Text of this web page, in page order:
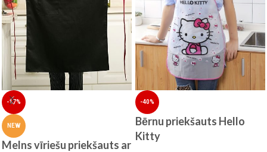
-17%
NEW
Melns vīriešu priekšauts ar
-40%
Bērnu priekšauts Hello
Kitty